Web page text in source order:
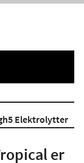
Elektrolytter
er